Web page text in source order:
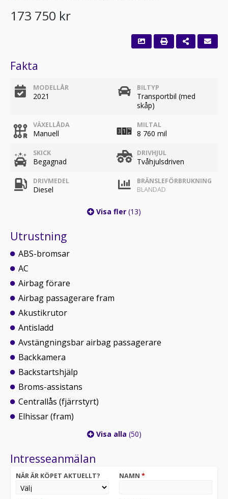
173 750 kr
Fakta
MODELLÅR
2021
BILTYP
Transportbil (med
skåp)
VÄXELLÅDA
Manuell
MILTAL
8 760 mil
SKICK
Begagnad
DRIVHJUL
Tvåhjulsdriven
DRIVMEDEL
Diesel
BRÄNSLEFÖRBRUKNING
BLANDAD
Visa fler (13)
Utrustning
ABS-bromsar
AC
Airbag förare
Airbag passagerare fram
Akustikrutor
Antisladd
Avstängningsbar airbag passagerare
Backkamera
Backstartshjälp
Broms-assistans
Centrallås (fjärrstyrt)
Elhissar (fram)
Visa alla (50)
Intresseanmälan
NÄR ÄR KÖPET AKTUELLT? NAMN *